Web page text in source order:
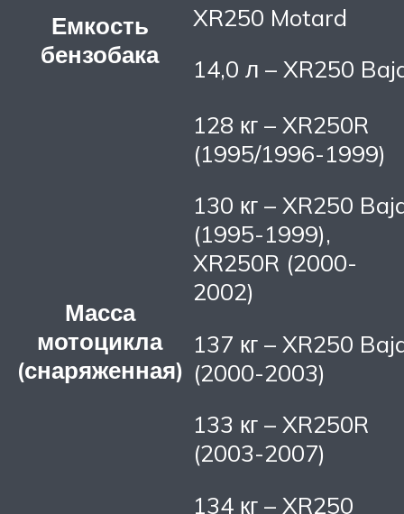
Емкость
бензобака
XR250 Motard
14,0 л – XR250
Масса
мотоцикла
(снаряженная)
128 кг – XR250R
(1995/1996-1999)
130 кг – XR250
(1995-1999),
XR250R (2000-
2002)
137 кг – XR250
(2000-2003)
133 кг – XR250R
(2003-2007)
134 кг – XR250